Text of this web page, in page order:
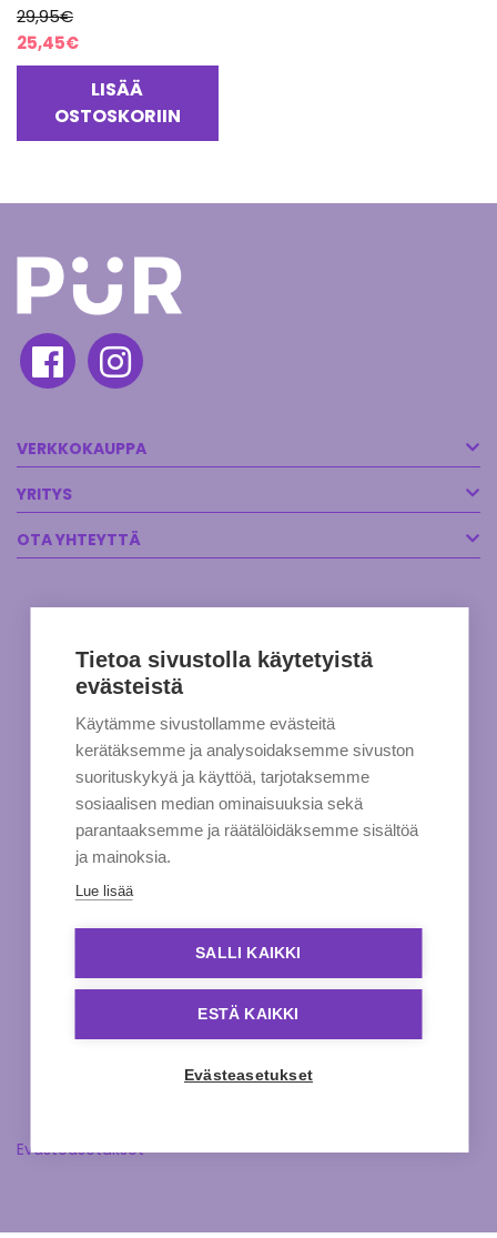
29,95€
Alkuperäinen
hinta
29,95€.
25,45€Nykyinen
hinta
on:
25,45€.
LISÄÄ
OSTOSKORIIN
VERKKOKAUPPA
YRITYS
OTA YHTEYTTÄ
Evästeasetukset
Tietoa sivustolla käytetyistä
evästeistä
Käytämme sivustollamme evästeitä
kerätäksemme ja analysoidaksemme sivuston
suorituskykyä ja käyttöä, tarjotaksemme
sosiaalisen median ominaisuuksia sekä
parantaaksemme ja räätälöidäksemme sisältöä
ja mainoksia.
Lue lisää
SALLI KAIKKI
ESTÄ KAIKKI
Evästeasetukset